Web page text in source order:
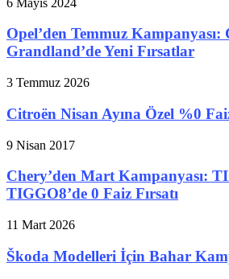
Opel’den Temmuz
Grandland’de Yeni Fırsatlar
3 Temmuz 2026
Citroën Nisan Ayına Özel %0
9 Nisan 2017
Chery’den Mart Kampanyası:
TIGGO8’de 0 Faiz Fırsatı
11 Mart 2026
Škoda Modelleri İçin Bahar